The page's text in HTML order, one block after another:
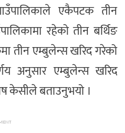
एकैपटक तीन
रहेको तीन बर्थिङ
तीन एम्बुलेन्स खरिद गरेको
अनुसार एम्बुलेन्स खरिद
केसीले बताउनुभयो ।